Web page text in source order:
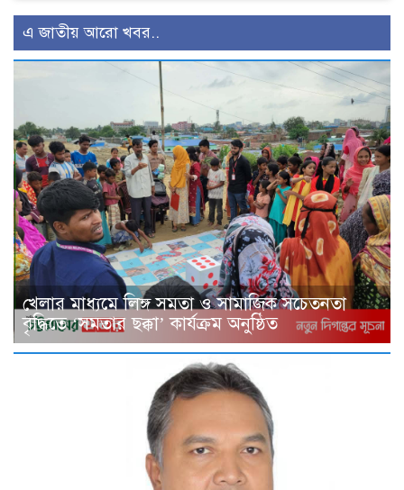
এ জাতীয় আরো খবর..
খেলার মাধ্যমে লিঙ্গ সমতা ও সামাজিক সচেতনতা
বৃদ্ধিতে ‘সমতার ছক্কা’ কার্যক্রম অনুষ্ঠিত